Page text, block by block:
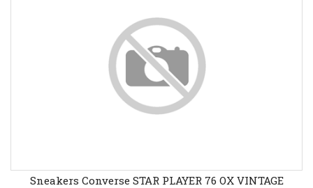
Sneakers Converse STAR PLAYER 76 OX VINTAGE